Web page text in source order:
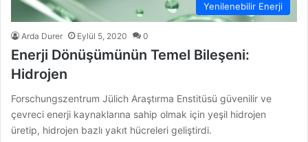
Yenilenebilir Enerji
Arda Durer Eylül 5, 2020 0
Enerji Dönüşümünün Temel Bileşeni:
Hidrojen
Forschungszentrum Jülich Araştırma Enstitüsü güvenilir ve
çevreci enerji kaynaklarına sahip olmak için yeşil hidrojen
üretip, hidrojen bazlı yakıt hücreleri geliştirdi.